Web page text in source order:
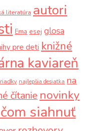
literatúra autori
Ema esej glosa
pre deti knižné
kaviareň
najlepšia desiatka na
čítanie novinky
siahnuť